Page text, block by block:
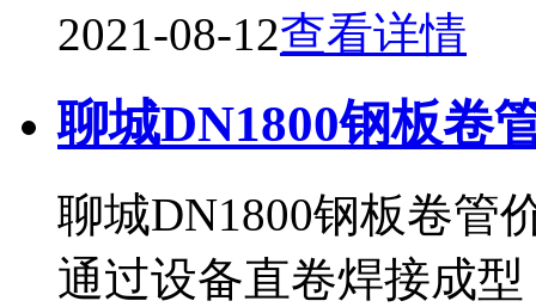
2021-08-12查看详情
聊城DN1800钢板卷
聊城DN1800钢板卷管
通过设备直卷焊接成